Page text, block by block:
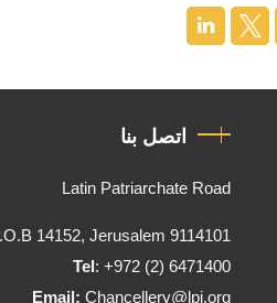
اتصل بنا
Latin Patriarchate Road
14152, Jerusalem 9114101
Tel: +972 (2) 6471400